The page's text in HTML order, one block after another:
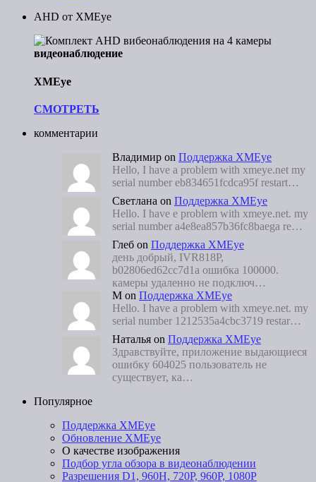
AHD от XMEye
видеонаблюдение
XMEye
СМОТРЕТЬ
комментарии
Владимир on Поддержка XMEye
Hello, I have a problem with xmeye.net my
serial number eb834651fcdca95f restart…
Светлана on Поддержка XMEye
Hello. I have e problem with xmeye.net. my
serial number a4e8ea857b36fc8baega re…
Глеб on Поддержка XMEye
день добрый, IVR818P,
b02806ed62cc7d1a ошибка 100000.
камеры удаленно не подключ…
M on Поддержка XMEye
Hello. I have a problem with xmeye.net. my
serial number 1212535a4cbc3719 restar…
Наталья on Поддержка XMEye
Здравствуйте, приложение выдающиеся
ошибку 604025 пользователь не
существует, ка…
Популярное
Поддержка XMEye
Обновление XMEye
О качестве изображения
Подбор угла обзора в видеонаблюдении
Разрешения D1, 960Н, 720Р, 960Р, 1080Р